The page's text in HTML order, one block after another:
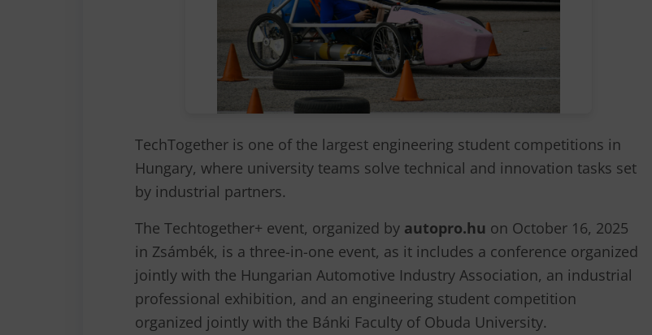
TechTogether is one of the largest engineering student competitions in
Hungary, where university teams solve technical and innovation tasks set
by industrial partners.
The Techtogether+ event, organized by autopro.hu on October 16, 2025
in Zsámbék, is a three-in-one event, as it includes a conference organized
jointly with the Hungarian Automotive Industry Association, an industrial
professional exhibition, and an engineering student competition
organized jointly with the Bánki Faculty of Obuda University.